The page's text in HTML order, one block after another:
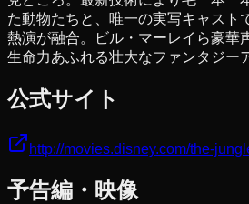
た動物たちと、唯一の実写キャスト
熱演が融合。ビル・マーレイら豪華
生命力あふれる壮大なファンタジー
公式サイト
http://movies.disney.com/the-
予告編・映像